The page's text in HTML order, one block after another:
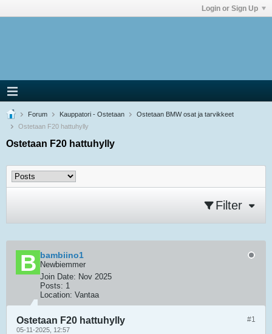
Login or Sign Up
Forum Kauppatori - Ostetaan
Ostetaan BMW osat ja tarvikkeet
Ostetaan F20 hattuhylly
Ostetaan F20 hattuhylly
Filter
bambiino1
Newbiemmer
Join Date: Nov 2025
Posts: 1
Location: Vantaa
#1
Ostetaan F20 hattuhylly
05-11-2025, 12:57